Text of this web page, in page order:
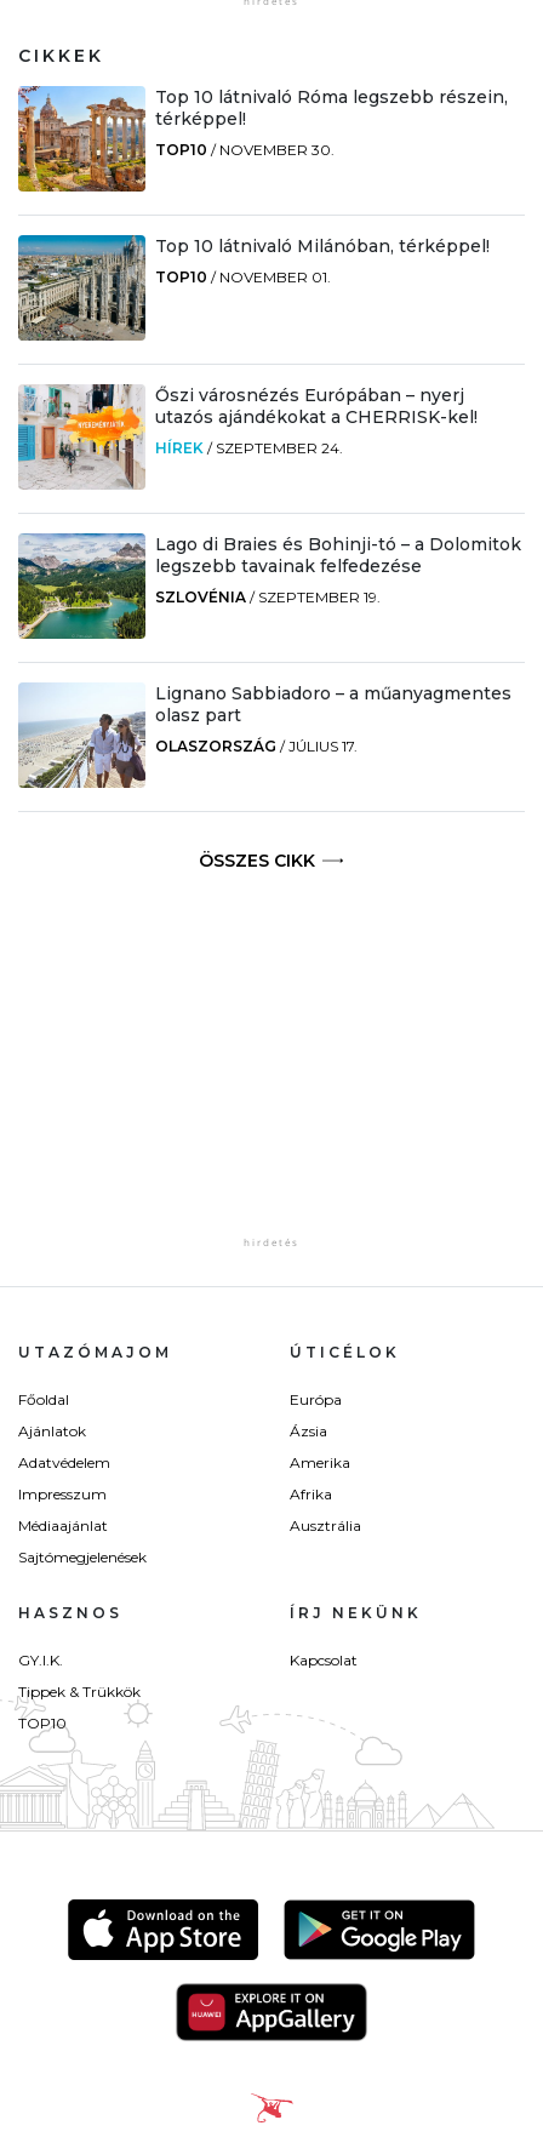
CIKKEK
Top 10 látnivaló Róma legszebb részein,
térképpel!
TOP10 / NOVEMBER 30.
Top 10 látnivaló Milánóban, térképpel!
TOP10 / NOVEMBER 01.
Őszi városnézés Európában – nyerj
utazós ajándékokat a CHERRISK-kel!
HÍREK / SZEPTEMBER 24.
Lago di Braies és Bohinji-tó – a Dolomitok
legszebb tavainak felfedezése
SZLOVÉNIA / SZEPTEMBER 19.
Lignano Sabbiadoro – a műanyagmentes
olasz part
OLASZORSZÁG /JÚLIUS 17.
ÖSSZES CIKK
UTAZÓMAJOM
Főoldal
Ajánlatok
Adatvédelem
Impresszum
Médiaajánlat
Sajtómegjelenések
ÚTICÉLOK
Európa
Ázsia
Amerika
Afrika
Ausztrália
HASZNOS
GY.I.K.
Tippek & Trükkök
TOP10
ÍRJ NEKÜNK
Kapcsolat